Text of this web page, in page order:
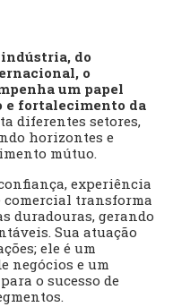
indústria, do
o
um papel
e fortalecimento da
diferentes setores,
horizontes e
mútuo.
experiência
comercial transforma
duradouras, gerando
Sua atuação
ele é um
negócios e um
o sucesso de